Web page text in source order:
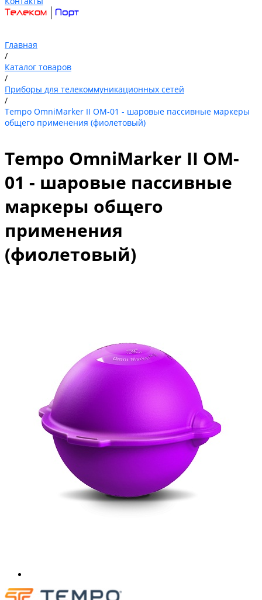
Главная
/
Каталог товаров
/
Приборы для телекоммуникационных сетей
/
Tempo OmniMarker II OM-01 - шаровые пассивные маркеры
общего применения (фиолетовый)
Tempo OmniMarker II OM-
01 - шаровые пассивные
маркеры общего
применения
(фиолетовый)